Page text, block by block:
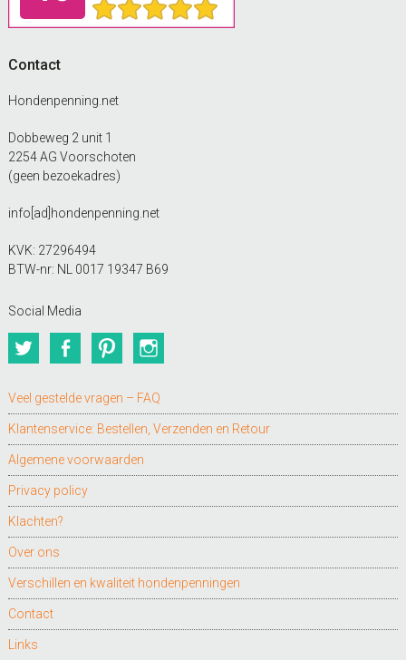
Contact
Hondenpenning.net
Dobbeweg 2 unit 1
2254 AG Voorschoten
(geen bezoekadres)
info[ad]hondenpenning.net
KVK: 27296494
BTW-nr: NL 0017 19347 B69
Social Media
TwitterFacebookPinterest
Veel gestelde vragen – FAQ
Klantenservice: Bestellen, Verzenden en Retour
Algemene voorwaarden
Privacy policy
Klachten?
Over ons
Verschillen en kwaliteit hondenpenningen
Contact
Links